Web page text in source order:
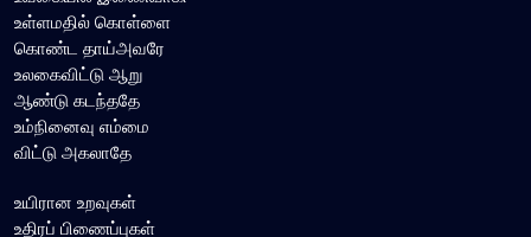
உள்ளமதில் கொள்ளை
கொண்ட தாய்அவரே
உலகைவிட்டு ஆறு
ஆண்டு கடந்ததே
உம்நினைவு எம்மை
விட்டு அகலாதே
உயிரான உறவுகள்
உதிரப் பிணைப்புகள்